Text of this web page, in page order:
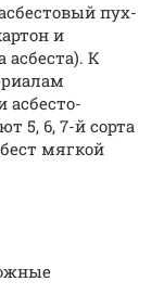
пух-
и
К
асбесто-
5, 6, 7-й сорта
мягкой